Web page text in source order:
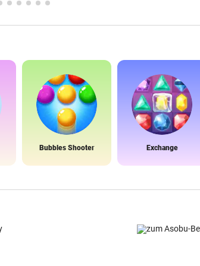
Bubbles Shooter Exchange